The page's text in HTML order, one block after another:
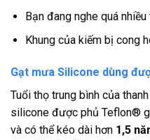
Bạn đang nghe quá nhiều
Khung của kiếm bị cong
Gạt mưa Silicone dùng
Tuổi thọ trung bình của
silicone được phủ Teflon®
và có thể kéo dài hơn 1,5